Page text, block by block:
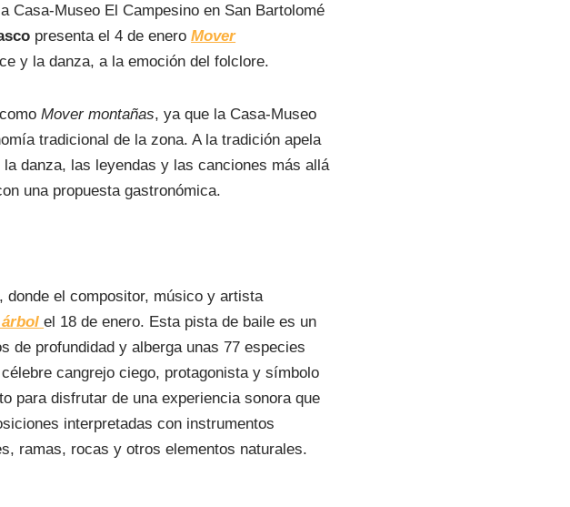
Casa-Museo El Campesino en San Bartolomé
presenta el 4 de eneroMover
y la danza, a la emoción del folclore.
Mover montañas, ya que la Casa-Museo
tradicional de la zona. A la tradición apela
danza, las leyendas y las canciones más allá
una propuesta gastronómica.
donde el compositor, músico y artista
el 18 de enero. Esta pista de baile es un
de profundidad y alberga unas 77 especies
cangrejo ciego, protagonista y símbolo
para disfrutar de una experiencia sonora que
interpretadas con instrumentos
ramas, rocas y otros elementos naturales.